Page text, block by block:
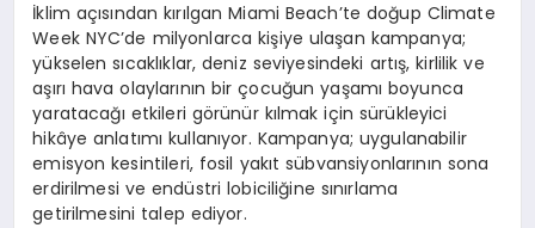
İklim açısından kırılgan Miami Beach’te doğup Climate
Week NYC’de milyonlarca kişiye ulaşan kampanya;
yükselen sıcaklıklar, deniz seviyesindeki artış, kirlilik ve
aşırı hava olaylarının bir çocuğun yaşamı boyunca
yaratacağı etkileri görünür kılmak için sürükleyici
hikâye anlatımı kullanıyor. Kampanya; uygulanabilir
emisyon kesintileri, fosil yakıt sübvansiyonlarının sona
erdirilmesi ve endüstri lobiciliğine sınırlama
getirilmesini talep ediyor.